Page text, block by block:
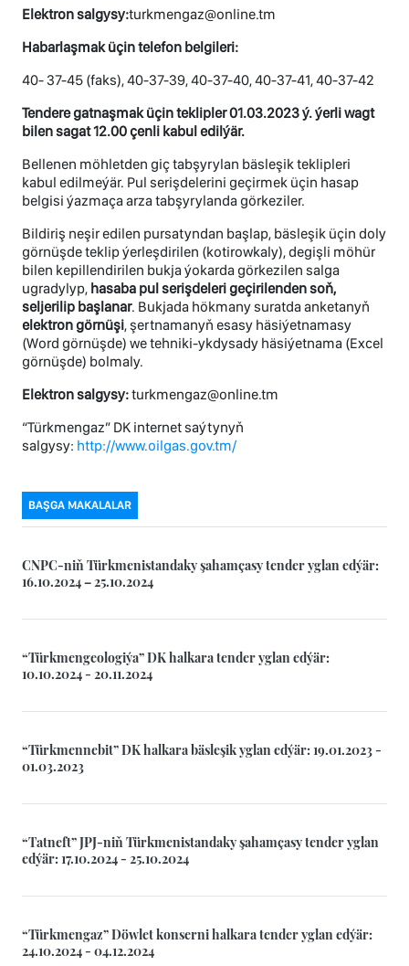
Elektron salgysy:turkmengaz@online.tm
Habarlaşmak üçin telefon belgileri:
40- 37-45 (faks), 40-37-39, 40-37-40, 40-37-41, 40-37-42
Tendere gatnaşmak üçin teklipler01.03.2023ý. ýerli wagt
bilen sagat 12.00 çenli kabul edilýär.
Bellenen möhletden giç tabşyrylan bäsleşik teklipleri
kabul edilmeýär. Pul serişdelerini geçirmek üçin hasap
belgisi ýazmaça arza tabşyrylanda görkeziler.
Bildiriş neşir edilen pursatyndan başlap, bäsleşik üçin doly
görnüşde teklip ýerleşdirilen (kotirowkaly), degişli möhür
bilen kepillendirilen bukja ýokarda görkezilen salga
ugradylyp, hasaba pul serişdeleri geçirilenden soň,
seljerilip başlanar. Bukjada hökmany suratda anketanyň
elektron görnüşi, şertnamanyň esasy häsiýetnamasy
(Word görnüşde) we tehniki-ykdysady häsiýetnama (Excel
görnüşde) bolmaly.
Elektron salgysy:turkmengaz@online.tm
“Türkmengaz” DK internet saýtynyň
salgysy: http://www.oilgas.gov.tm/
BAŞGA MAKALALAR
CNPC-niň Türkmenistandaky şahamçasy tender yglan edýär:
16.10.2024 – 25.10.2024
“Türkmengeologiýa” DK halkara tender yglan edýär:
10.10.2024 - 20.11.2024
“Türkmennebit” DK halkara bäsleşik yglan edýär: 19.01.2023 -
01.03.2023
“Tatneft” JPJ-niň Türkmenistandaky şahamçasy tender yglan
edýär: 17.10.2024 - 25.10.2024
“Türkmengaz” Döwlet konserni halkara tender yglan edýär:
24.10.2024 - 04.12.2024